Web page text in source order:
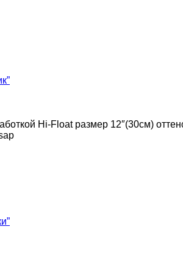
Hi-Float размер 12″(30см)